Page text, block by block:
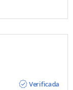
Verificada